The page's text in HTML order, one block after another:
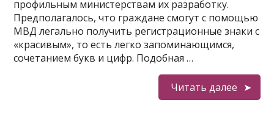
профильным министерствам их разработку.
Предполагалось, что граждане смогут с помощью
МВД легально получить регистрационные знаки с
«красивым», то есть легко запоминающимся,
сочетанием букв и цифр. Подобная …
Читать далее